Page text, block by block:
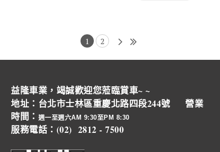
1 2
益隆車業，竭誠歡迎您蒞臨賞車~ ~
地址：台北市士林區重慶北路四段244號 營業
時間： 週一至週六AM 9:30至PM 8:30
服務電話：(02) 2812 - 7500